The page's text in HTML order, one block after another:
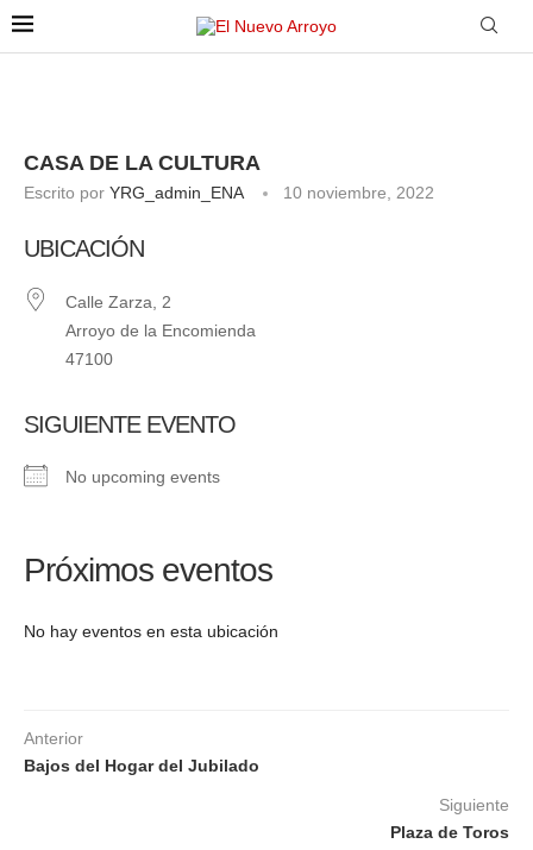
CASA DE LA CULTURA
Escrito por YRG_admin_ENA 10 noviembre, 2022
UBICACIÓN
Calle Zarza, 2
Arroyo de la Encomienda
47100
SIGUIENTE EVENTO
No upcoming events
Próximos eventos
No hay eventos en esta ubicación
Anterior
Bajos del Hogar del Jubilado
Siguiente
Plaza de Toros